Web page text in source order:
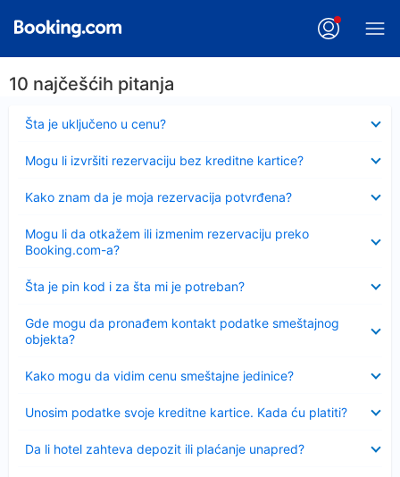
10 najčešćih pitanja
Šta je uključeno u cenu?
Sažeto
Mogu li izvršiti rezervaciju bez kreditne kartice?
Kako znam da je moja rezervacija potvrđena?
Mogu li da otkažem ili izmenim rezervaciju preko
Booking.com-a?
Šta je pin kod i za šta mi je potreban?
Sažeto
Gde mogu da pronađem kontakt podatke smeštajnog
objekta?
Kako mogu da vidim cenu smeštajne jedinice?
Unosim podatke svoje kreditne kartice. Kada ću platiti?
Da li hotel zahteva depozit ili plaćanje unapred?